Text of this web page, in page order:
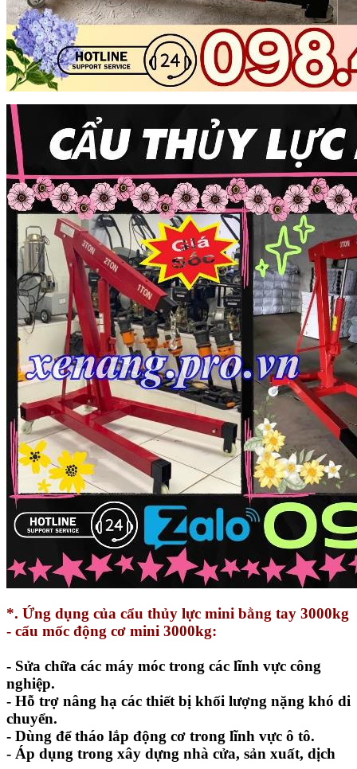
*. Ứng dụng của cẩu thủy lực mini bằng tay 3000kg
- cẩu mốc động cơ mini 3000kg:
- Sửa chữa các máy móc trong các lĩnh vực công
nghiệp.
- Hỗ trợ nâng hạ các thiết bị khối lượng nặng khó di
chuyển.
- Dùng để tháo lắp động cơ trong lĩnh vực ô tô.
- Áp dụng trong xây dựng nhà cửa, sản xuất, dịch